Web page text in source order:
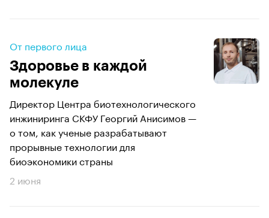
От первого лица
Здоровье в каждой
молекуле
Директор Центра биотехнологического
инжиниринга СКФУ Георгий Анисимов —
о том, как ученые разрабатывают
прорывные технологии для
биоэкономики страны
2 июня